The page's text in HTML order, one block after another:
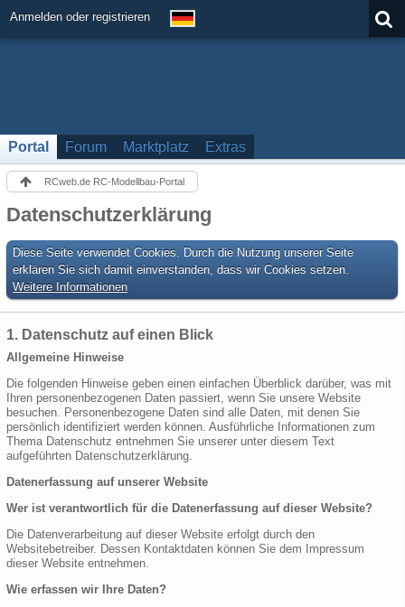
Anmelden oder registrieren
Portal Forum Marktplatz Extras
RCweb.de RC-Modellbau-Portal
Datenschutzerklärung
Diese Seite verwendet Cookies. Durch die Nutzung unserer Seite
erklären Sie sich damit einverstanden, dass wir Cookies setzen.
Weitere Informationen
1. Datenschutz auf einen Blick
Allgemeine Hinweise
Die folgenden Hinweise geben einen einfachen Überblick darüber, was mit
Ihren personenbezogenen Daten passiert, wenn Sie unsere Website
besuchen. Personenbezogene Daten sind alle Daten, mit denen Sie
persönlich identifiziert werden können. Ausführliche Informationen zum
Thema Datenschutz entnehmen Sie unserer unter diesem Text
aufgeführten Datenschutzerklärung.
Datenerfassung auf unserer Website
Wer ist verantwortlich für die Datenerfassung auf dieser Website?
Die Datenverarbeitung auf dieser Website erfolgt durch den
Websitebetreiber. Dessen Kontaktdaten können Sie dem Impressum
dieser Website entnehmen.
Wie erfassen wir Ihre Daten?